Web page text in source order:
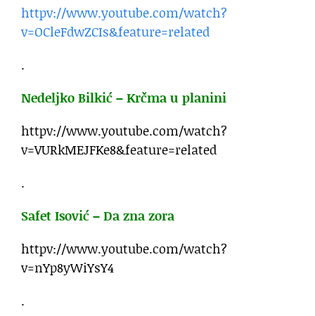
httpv://www.youtube.com/watch?
v=OCleFdwZCIs&feature=related
.
Nedeljko Bilkić – Krčma u planini
httpv://www.youtube.com/watch?
v=VURkMEJFKe8&feature=related
.
Safet Isović – Da zna zora
httpv://www.youtube.com/watch?
v=nYp8yWiYsY4
.